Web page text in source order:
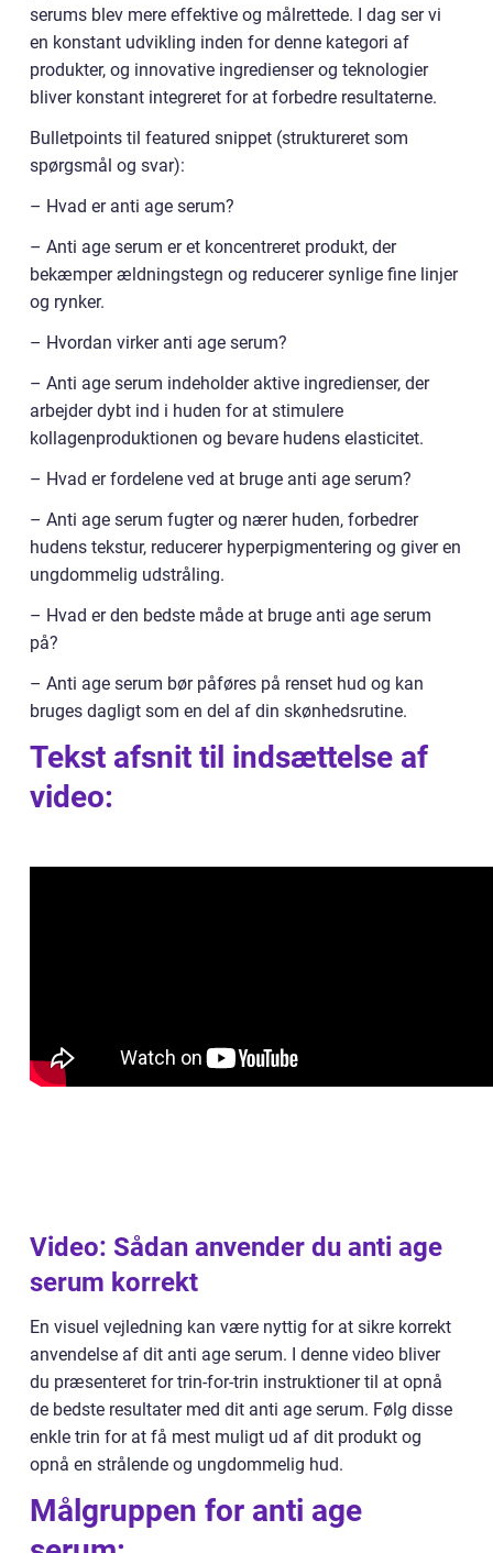
serums blev mere effektive og målrettede. I dag ser vi
en konstant udvikling inden for denne kategori af
produkter, og innovative ingredienser og teknologier
bliver konstant integreret for at forbedre resultaterne.
Bulletpoints til featured snippet (struktureret som
spørgsmål og svar):
– Hvad er anti age serum?
– Anti age serum er et koncentreret produkt, der
bekæmper ældningstegn og reducerer synlige fine linjer
og rynker.
– Hvordan virker anti age serum?
– Anti age serum indeholder aktive ingredienser, der
arbejder dybt ind i huden for at stimulere
kollagenproduktionen og bevare hudens elasticitet.
– Hvad er fordelene ved at bruge anti age serum?
– Anti age serum fugter og nærer huden, forbedrer
hudens tekstur, reducerer hyperpigmentering og giver en
ungdommelig udstråling.
– Hvad er den bedste måde at bruge anti age serum
på?
– Anti age serum bør påføres på renset hud og kan
bruges dagligt som en del af din skønhedsrutine.
Tekst afsnit til indsættelse af
video:
Video: Sådan anvender du anti age
serum korrekt
En visuel vejledning kan være nyttig for at sikre korrekt
anvendelse af dit anti age serum. I denne video bliver
du præsenteret for trin-for-trin instruktioner til at opnå
de bedste resultater med dit anti age serum. Følg disse
enkle trin for at få mest muligt ud af dit produkt og
opnå en strålende og ungdommelig hud.
Målgruppen for anti age